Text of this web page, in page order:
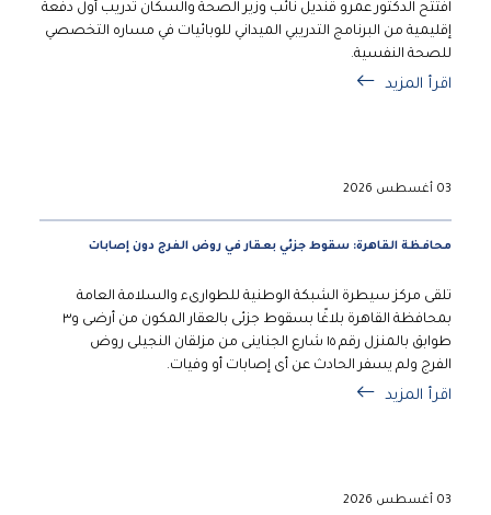
افتتح الدكتور عمرو قنديل نائب وزير الصحة والسكان تدريب أول دفعة
إقليمية من البرنامج التدريبي الميداني للوبائيات في مساره التخصصي
للصحة النفسية.
اقرأ المزيد
03 أغسطس 2026
محافظة القاهرة: سقوط جزئي بعقار في روض الفرج دون إصابات
تلقى مركز سيطرة الشبكة الوطنية للطوارىء والسلامة العامة
بمحافظة القاهرة بلاغًا بسقوط جزئى بالعقار المكون من أرضى و٣
طوابق بالمنزل رقم ١٥ شارع الجناينى من مزلقان النجيلى روض
الفرج ولم يسفر الحادث عن أى إصابات أو وفيات.
اقرأ المزيد
03 أغسطس 2026